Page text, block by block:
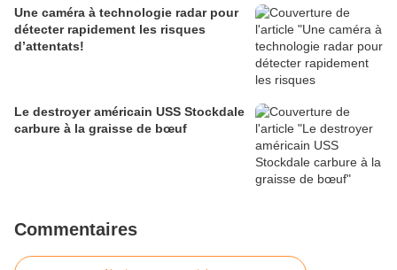
Une caméra à technologie radar pour
détecter rapidement les risques
d’attentats!
Le destroyer américain USS Stockdale
carbure à la graisse de bœuf
Commentaires